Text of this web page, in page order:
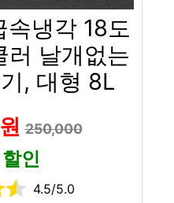
냉각 18도
러 날개없는
, 대형 8L
250,000
인
4.5/5.0